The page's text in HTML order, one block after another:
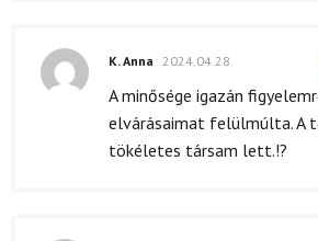
K. Anna 2024.04.28.
A minősége igazán
elvárásaimat felülmúlta. A
tökéletes társam lett.!?